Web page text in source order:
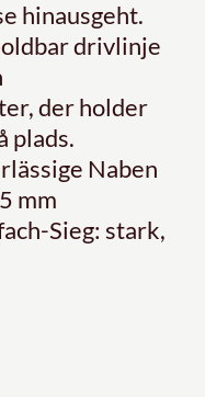
hinausgeht.
drivlinje
der holder
plads.
Naben
mm
Sieg: stark,